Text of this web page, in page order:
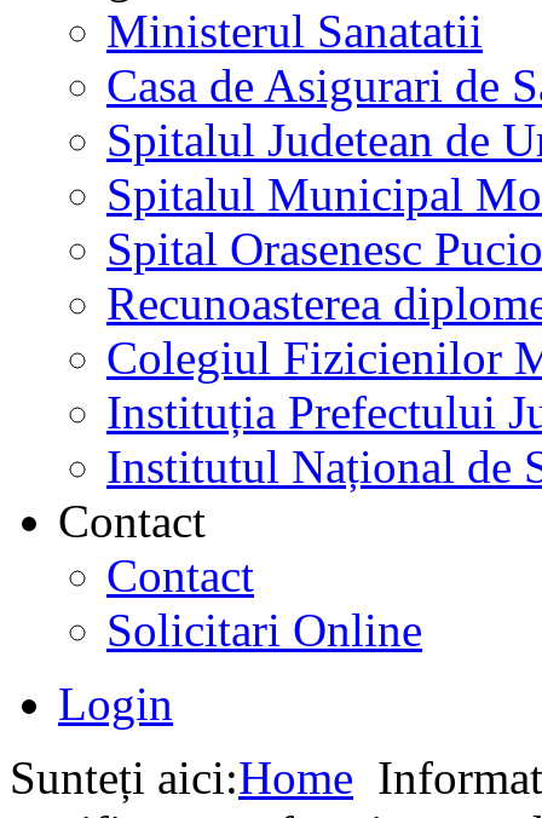
Ministerul Sanatatii
Casa de Asigurari de
Spitalul Judetean de
Spitalul Municipal
Spital Orasenesc
Recunoasterea
Colegiul Fizicienilor
Instituția Prefectului
Institutul Național de
Contact
Contact
Solicitari Online
Login
Sunteți aici:Home